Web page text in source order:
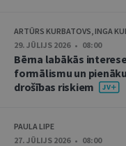
ARTŪRS KURBATOVS, INGA
29. JŪLIJS 2026 • 08:00
Bērna labākās
formālismu un
drošības riskiem
PAULA LIPE
27. JŪLIJS 2026 • 08:00